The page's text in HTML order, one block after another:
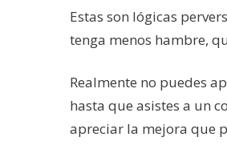
Estas son lógicas
tenga menos hambre,
Realmente no puedes
hasta que asistes a un
apreciar la mejora que